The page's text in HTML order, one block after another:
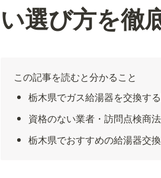
い選び方を徹
この記事を読むと分かること
栃木県でガス給湯器を交換す
資格のない業者・訪問点検商
栃木県でおすすめの給湯器交